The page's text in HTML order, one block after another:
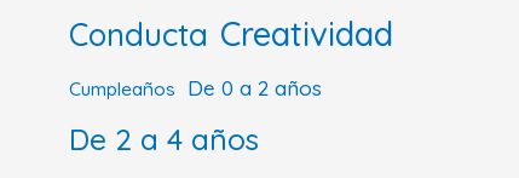
Conducta Creatividad
Cumpleaños De 0 a 2 años
De 2 a 4 años